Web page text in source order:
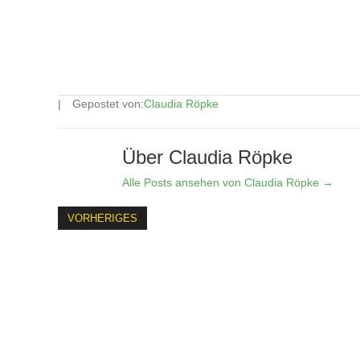
Gepostet von:Claudia Röpke
Über Claudia Röpke
Alle Posts ansehen von Claudia Röpke →
VORHERIGES